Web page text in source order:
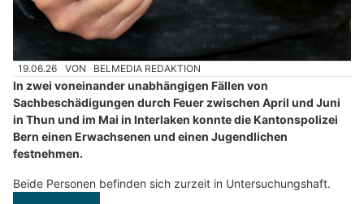
19.06.26 VON BELMEDIA REDAKTION
In zwei voneinander unabhängigen Fällen von
Sachbeschädigungen durch Feuer zwischen April und Juni
in Thun und im Mai in Interlaken konnte die Kantonspolizei
Bern einen Erwachsenen und einen Jugendlichen
festnehmen.
Beide Personen befinden sich zurzeit in Untersuchungshaft.